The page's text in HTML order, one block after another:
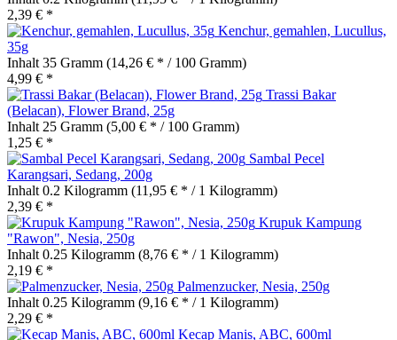
2,39 € *
Kenchur, gemahlen, Lucullus,
35g
Inhalt 35 Gramm (14,26 € * / 100 Gramm)
4,99 € *
Trassi Bakar
(Belacan), Flower Brand, 25g
Inhalt 25 Gramm (5,00 € * / 100 Gramm)
1,25 € *
Sambal Pecel
Karangsari, Sedang, 200g
Inhalt 0.2 Kilogramm (11,95 € * / 1 Kilogramm)
2,39 € *
Krupuk Kampung
"Rawon", Nesia, 250g
Inhalt 0.25 Kilogramm (8,76 € * / 1 Kilogramm)
2,19 € *
Palmenzucker, Nesia, 250g
Inhalt 0.25 Kilogramm (9,16 € * / 1 Kilogramm)
2,29 € *
Kecap Manis, ABC, 600ml